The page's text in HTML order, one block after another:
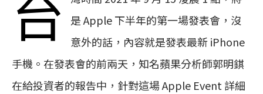
是 Apple 下半年的第一場發表會，沒
意外的話，內容就是發表最新 iPhone
手機。在發表會的前兩天，知名蘋果分析師郭明錤
在給投資者的報告中，針對這場 Apple Event 詳細